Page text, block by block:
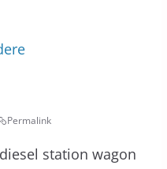
Permalink
station wagon